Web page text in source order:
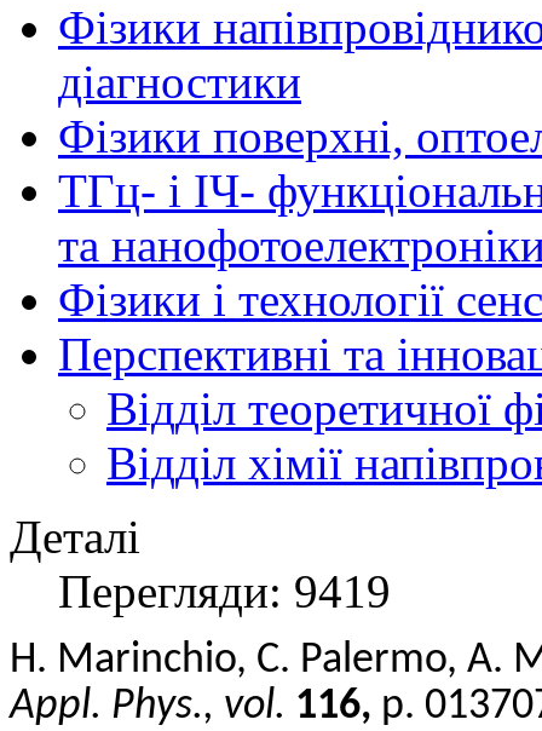
Фізики
діагностики
Фізики поверхні,
ТГц- і ІЧ-
та
Фізики і технології
Перспективні та
Відділ теоретичної
Відділ хімії
Деталі
Перегляди: 9419
H. Marinchio, C. Palermo, A.
Appl. Phys., vol. 116, p.